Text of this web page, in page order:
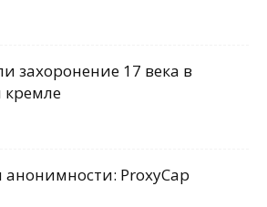
захоронение 17 века в
кремле
ProxyCap